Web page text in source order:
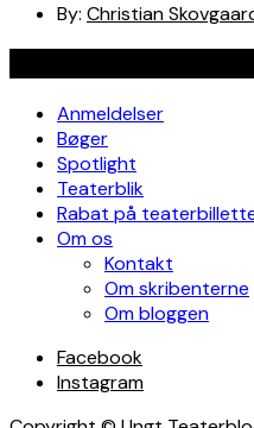
By: Christian
Anmeldelser
Bøger
Spotlight
Teaterblik
Rabat på
Om os
Kontakt
Om skribenterne
Om bloggen
Facebook
Instagram